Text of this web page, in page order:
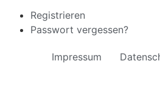
Registrieren
Passwort vergessen?
Impressum